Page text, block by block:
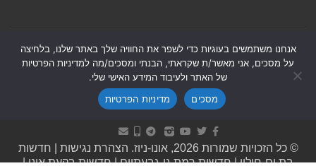
© כל הזכויות שמורות 2026, אונו-ניוז. הצהרת נגישות
חדשות
בת ים-חולון|חדשות רמת גן-גבעתיים|חדשות בקעת אונו|
אנחנו משתמשים בעוגיות כדי לשפר את החוויה שלך באתר שלנו, בלחיצה
על מסכים, אני מאשר/ת שקראתי, הבנתי ומסכים/מה למדיניות הפרטיות
של האתר ולעיבוד המידע האישי שלי.
מסכים
מדיניות הפרטיות